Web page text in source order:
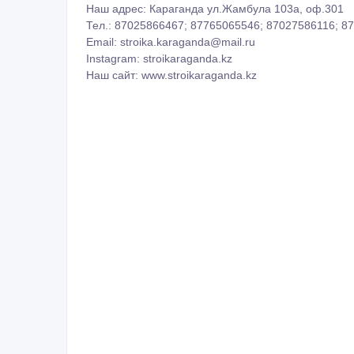
Instagram: stroikaraganda.kz
Наш сайт: www.stroikaraganda.kz